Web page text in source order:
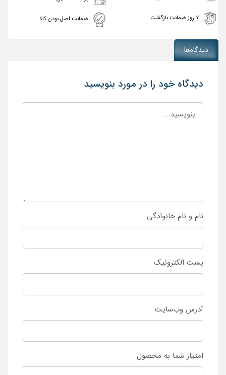
۷ روز ضمانت بازگشت ضمانت اصل بودن کالا
دیدگاه‌ها
دیدگاه خود را در مورد بنویسید
نام و نام خانوادگی
پست الکترونیک
آدرس وب‌سایت
امتیاز شما به محصول